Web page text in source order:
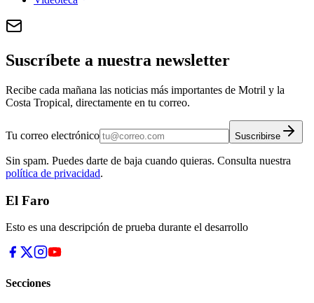
Suscríbete a nuestra newsletter
Recibe cada mañana las noticias más importantes de Motril y la
Costa Tropical, directamente en tu correo.
Tu correo electrónico Suscribirse
Sin spam. Puedes darte de baja cuando quieras. Consulta nuestra
política de privacidad.
El Faro
Esto es una descripción de prueba durante el desarrollo
Secciones